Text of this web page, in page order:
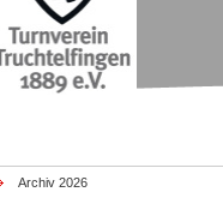
Archiv 2026